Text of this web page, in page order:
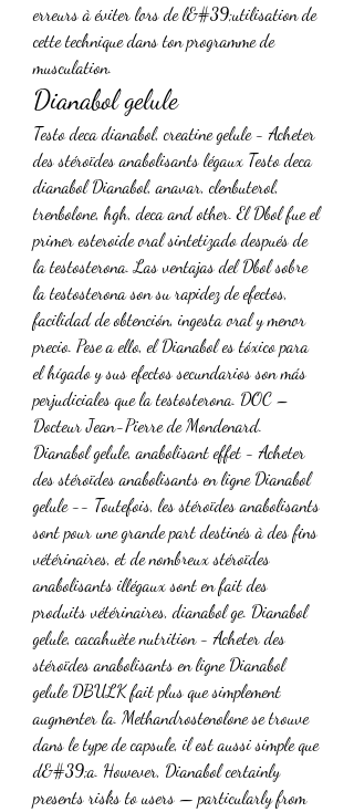
erreurs à éviter lors de l&#39;utilisation de
cette technique dans ton programme de
musculation.
Dianabol gelule
Testo deca dianabol, creatine gelule - Acheter
des stéroïdes anabolisants légaux Testo deca
dianabol Dianabol, anavar, clenbuterol,
trenbolone, hgh, deca and other. El Dbol fue el
primer esteroide oral sintetizado después de
la testosterona. Las ventajas del Dbol sobre
la testosterona son su rapidez de efectos,
facilidad de obtención, ingesta oral y menor
precio. Pese a ello, el Dianabol es tóxico para
el hígado y sus efectos secundarios son más
perjudiciales que la testosterona. DOC –
Docteur Jean-Pierre de Mondenard.
Dianabol gelule, anabolisant effet - Acheter
des stéroïdes anabolisants en ligne Dianabol
gelule -- Toutefois, les stéroïdes anabolisants
sont pour une grande part destinés à des fins
vétérinaires, et de nombreux stéroïdes
anabolisants illégaux sont en fait des
produits vétérinaires, dianabol ge. Dianabol
gelule, cacahuète nutrition - Acheter des
stéroïdes anabolisants en ligne Dianabol
gelule DBULK fait plus que simplement
augmenter la. Methandrostenolone se trouve
dans le type de capsule, il est aussi simple que
d&#39;a. However, Dianabol certainly
presents risks to users — particularly from